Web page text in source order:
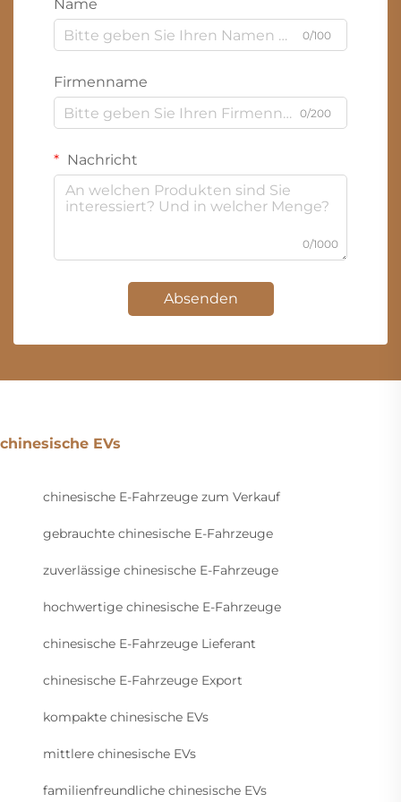
Name
0/100
Firmenname
0/200
Nachricht
0/1000
Absenden
chinesische EVs
chinesische E-Fahrzeuge zum Verkauf
gebrauchte chinesische E-Fahrzeuge
zuverlässige chinesische E-Fahrzeuge
hochwertige chinesische E-Fahrzeuge
chinesische E-Fahrzeuge Lieferant
chinesische E-Fahrzeuge Export
kompakte chinesische EVs
mittlere chinesische EVs
familienfreundliche chinesische EVs